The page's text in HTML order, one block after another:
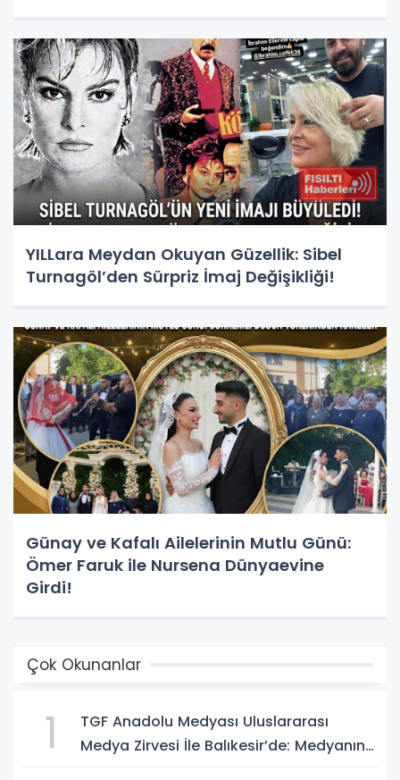
YILLara Meydan Okuyan Güzellik: Sibel
Turnagöl’den Sürpriz İmaj Değişikliği!
Günay ve Kafalı Ailelerinin Mutlu Günü:
Ömer Faruk ile Nursena Dünyaevine
Girdi!
Çok Okunanlar
1
TGF Anadolu Medyası Uluslararası
Medya Zirvesi İle Balıkesir’de: Medyanın